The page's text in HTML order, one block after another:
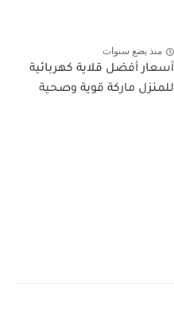
منذ بضع سنوات
أسعار أفضل قلاية كهربائية
للمنزل ماركة قوية وصحية